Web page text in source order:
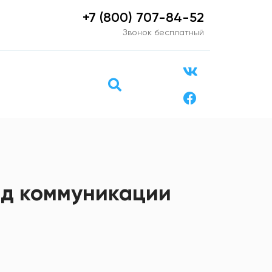
+7 (800) 707-84-52
Звонок бесплатный
коммуникации